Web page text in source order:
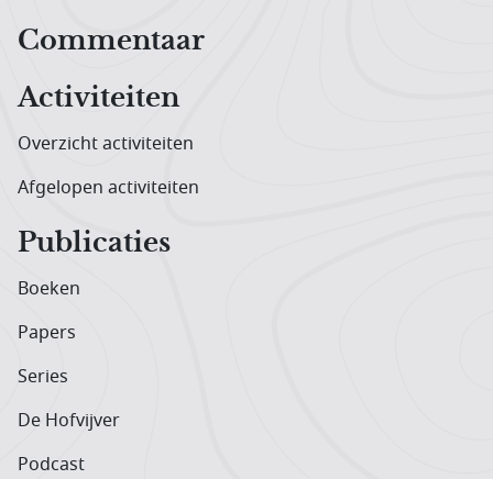
Hoofdnavigatiemenu
Commentaar
Activiteiten
Overzicht activiteiten
Afgelopen activiteiten
Publicaties
Boeken
Papers
Series
De Hofvijver
Podcast